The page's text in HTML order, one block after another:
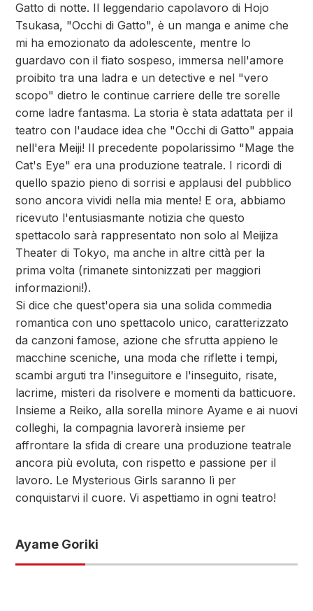
Gatto di notte. Il leggendario capolavoro di Hojo
Tsukasa, "Occhi di Gatto", è un manga e anime che
mi ha emozionato da adolescente, mentre lo
guardavo con il fiato sospeso, immersa nell'amore
proibito tra una ladra e un detective e nel "vero
scopo" dietro le continue carriere delle tre sorelle
come ladre fantasma. La storia è stata adattata per il
teatro con l'audace idea che "Occhi di Gatto" appaia
nell'era Meiji! Il precedente popolarissimo "Mage the
Cat's Eye" era una produzione teatrale. I ricordi di
quello spazio pieno di sorrisi e applausi del pubblico
sono ancora vividi nella mia mente! E ora, abbiamo
ricevuto l'entusiasmante notizia che questo
spettacolo sarà rappresentato non solo al Meijiza
Theater di Tokyo, ma anche in altre città per la
prima volta (rimanete sintonizzati per maggiori
informazioni!).
Si dice che quest'opera sia una solida commedia
romantica con uno spettacolo unico, caratterizzato
da canzoni famose, azione che sfrutta appieno le
macchine sceniche, una moda che riflette i tempi,
scambi arguti tra l'inseguitore e l'inseguito, risate,
lacrime, misteri da risolvere e momenti da batticuore.
Insieme a Reiko, alla sorella minore Ayame e ai nuovi
colleghi, la compagnia lavorerà insieme per
affrontare la sfida di creare una produzione teatrale
ancora più evoluta, con rispetto e passione per il
lavoro. Le Mysterious Girls saranno lì per
conquistarvi il cuore. Vi aspettiamo in ogni teatro!
Ayame Goriki